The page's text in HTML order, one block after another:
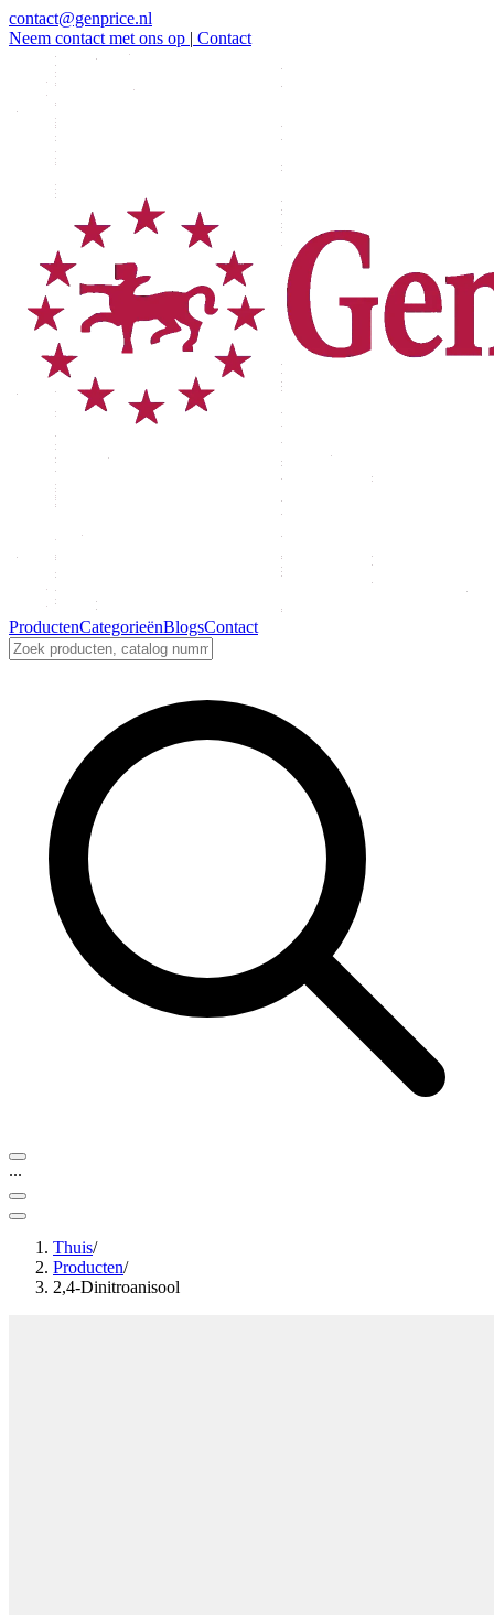
contact@genprice.nl
Neem contact met ons op | Contact
ProductenCategorieënBlogsContact
...
Thuis/
Producten/
2,4-Dinitroanisool